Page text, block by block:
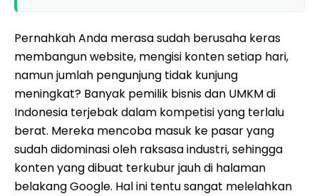
Pernahkah Anda merasa sudah berusaha keras
membangun website, mengisi konten setiap hari,
namun jumlah pengunjung tidak kunjung
meningkat? Banyak pemilik bisnis dan UMKM di
Indonesia terjebak dalam kompetisi yang terlalu
berat. Mereka mencoba masuk ke pasar yang
sudah didominasi oleh raksasa industri, sehingga
konten yang dibuat terkubur jauh di halaman
belakang Google. Hal ini tentu sangat melelahkan